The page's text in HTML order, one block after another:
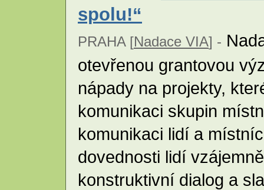
spolu!“
PRAHA [Nadace VIA] -
otevřenou grantovou
nápady na projekty,
komunikaci skupin
komunikaci lidí a
dovednosti lidí
konstruktivní dialog a